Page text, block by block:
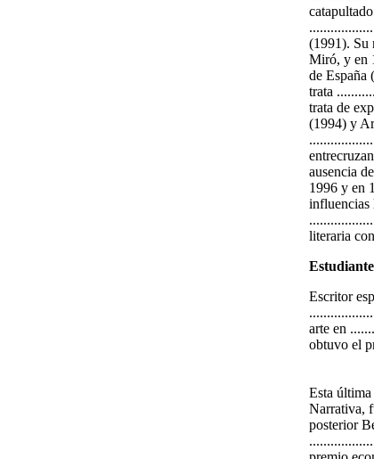
(1991). Su
Miró, y en
de España
trata
trata de
(1994) y
ausencia
1996 y en
influencias
literaria
Escritor
arte en
obtuvo el
Esta
Narrativa,
posterior